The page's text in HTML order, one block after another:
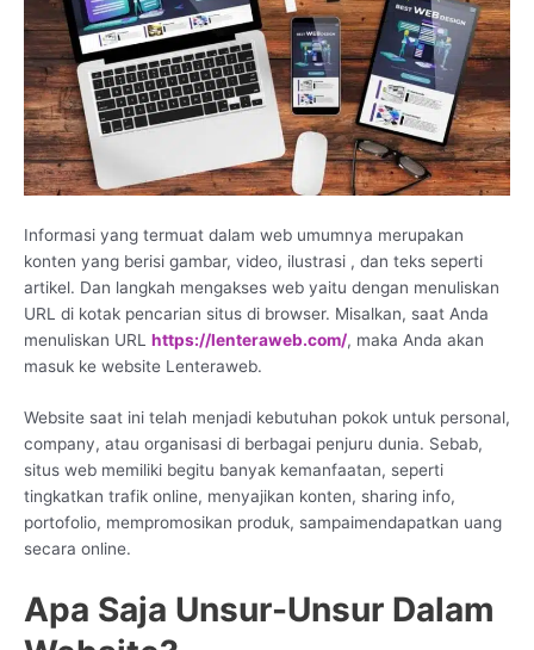
Informasi yang termuat dalam web umumnya merupakan
konten yang berisi gambar, video, ilustrasi , dan teks seperti
artikel. Dan langkah mengakses web yaitu dengan menuliskan
URL di kotak pencarian situs di browser. Misalkan, saat Anda
menuliskan URL https://lenteraweb.com/, maka Anda akan
masuk ke website Lenteraweb.
Website saat ini telah menjadi kebutuhan pokok untuk personal,
company, atau organisasi di berbagai penjuru dunia. Sebab,
situs web memiliki begitu banyak kemanfaatan, seperti
tingkatkan trafik online, menyajikan konten, sharing info,
portofolio, mempromosikan produk, sampaimendapatkan uang
secara online.
Apa Saja Unsur-Unsur Dalam